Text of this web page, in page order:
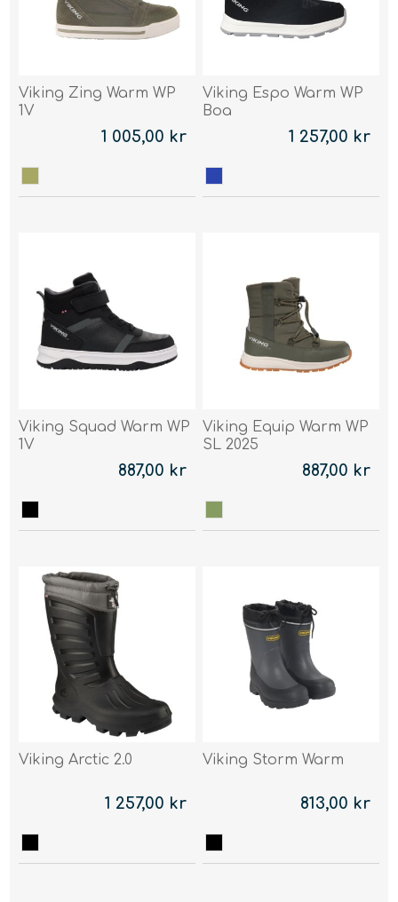
Viking Zing Warm WP
1V
1 005,00 kr
Viking Espo Warm WP
Boa
1 257,00 kr
Viking Squad Warm WP
1V
887,00 kr
Viking Equip Warm WP
SL 2025
887,00 kr
Viking Arctic 2.0
1 257,00 kr
Viking Storm Warm
813,00 kr